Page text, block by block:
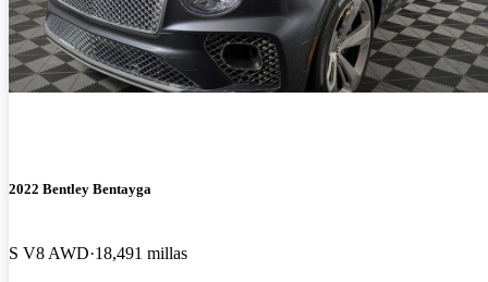
2022 Bentley Bentayga
S V8 AWD 18,491 millas